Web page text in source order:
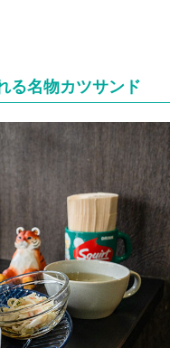
る名物カツサンド